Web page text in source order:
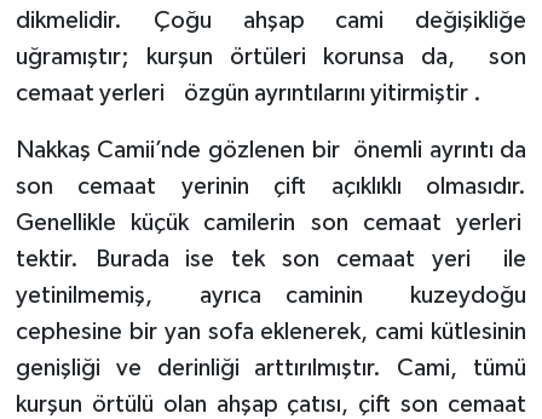
dikmelidir. Çoğu ahşap cami değişikliğe
uğramıştır; kurşun örtüleri korunsa da,
son
cemaat yerleri
özgün ayrıntılarını yitirmiştir .
Nakkaş Camii’nde gözlenen bir
önemli ayrıntı da
son cemaat yerinin çift açıklıklı olmasıdır.
Genellikle küçük camilerin son cemaat yerleri
tektir. Burada ise tek son cemaat yeri
ile
yetinilmemiş,
ayrıca caminin
kuzeydoğu
cephesine bir yan sofa eklenerek, cami kütlesinin
genişliği ve derinliği arttırılmıştır. Cami, tümü
kurşun örtülü olan ahşap çatısı, çift son cemaat